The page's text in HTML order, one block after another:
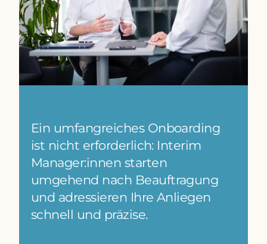
Ein umfangreiches Onboarding
ist nicht erforderlich: Interim
Manager:innen starten
umgehend nach Beauftragung
und adressieren Ihre Anliegen
schnell und präzise.